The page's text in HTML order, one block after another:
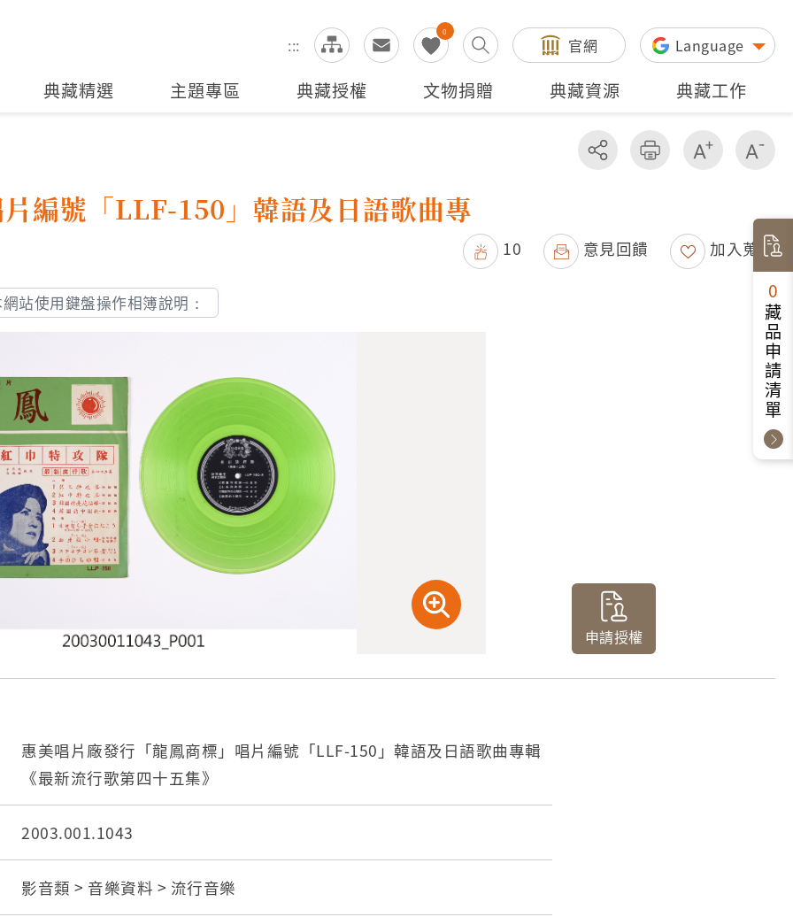
:::
0
全站搜尋 官網 Language
典藏精選 主題專區 典藏授權 文物捐贈 典藏資源 典藏工作
分享 友善列印 增加字級
編號「LLF-150」韓語及日語歌曲專
10 意見回饋 加入蒐藏
站使用鍵盤操作相簿說明：
申請授權
惠美唱片廠發行「龍鳳商標」唱片編號「LLF-150」韓語及日語歌曲專輯
《最新流行歌第四十五集》
2003.001.1043
影音類 > 音樂資料 > 流行音樂
0
藏品申請清單